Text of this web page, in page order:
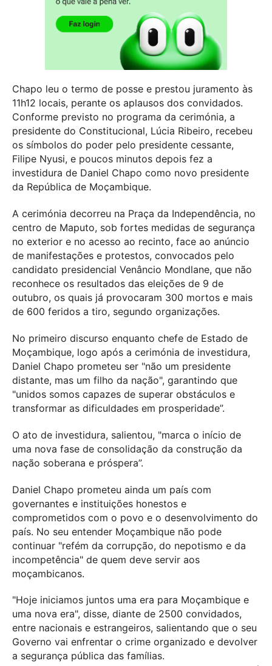
Chapo leu o termo de posse e prestou juramento às
11h12 locais, perante os aplausos dos convidados.
Conforme previsto no programa da cerimónia, a
presidente do Constitucional, Lúcia Ribeiro, recebeu
os símbolos do poder pelo presidente cessante,
Filipe Nyusi, e poucos minutos depois fez a
investidura de Daniel Chapo como novo presidente
da República de Moçambique.
A cerimónia decorreu na Praça da Independência, no
centro de Maputo, sob fortes medidas de segurança
no exterior e no acesso ao recinto, face ao anúncio
de manifestações e protestos, convocados pelo
candidato presidencial Venâncio Mondlane, que não
reconhece os resultados das eleições de 9 de
outubro, os quais já provocaram 300 mortos e mais
de 600 feridos a tiro, segundo organizações.
No primeiro discurso enquanto chefe de Estado de
Moçambique, logo após a cerimónia de investidura,
Daniel Chapo prometeu ser "não um presidente
distante, mas um filho da nação", garantindo que
"unidos somos capazes de superar obstáculos e
transformar as dificuldades em prosperidade”.
O ato de investidura, salientou, "marca o início de
uma nova fase de consolidação da construção da
nação soberana e próspera”.
Daniel Chapo prometeu ainda um país com
governantes e instituições honestos e
comprometidos com o povo e o desenvolvimento do
país. No seu entender Moçambique não pode
continuar "refém da corrupção, do nepotismo e da
incompetência" de quem deve servir aos
moçambicanos.
"Hoje iniciamos juntos uma era para Moçambique e
uma nova era", disse, diante de 2500 convidados,
entre nacionais e estrangeiros, salientando que o seu
Governo vai enfrentar o crime organizado e devolver
a segurança pública das famílias.